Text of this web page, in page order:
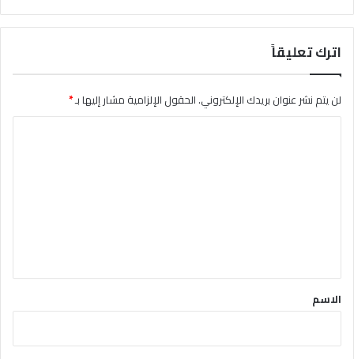
اترك تعليقاً
لن يتم نشر عنوان بريدك الإلكتروني.الحقول الإلزامية مشار إليها بـ*
*الاسم